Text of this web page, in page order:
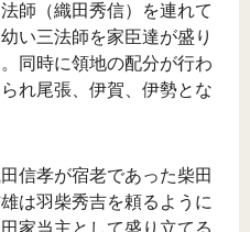
師（織田秀信）を連れて
い三法師を家臣達が盛り
同時に領地の配分が行わ
れ尾張、伊賀、伊勢とな
信孝が宿老であった柴田
は羽柴秀吉を頼るように